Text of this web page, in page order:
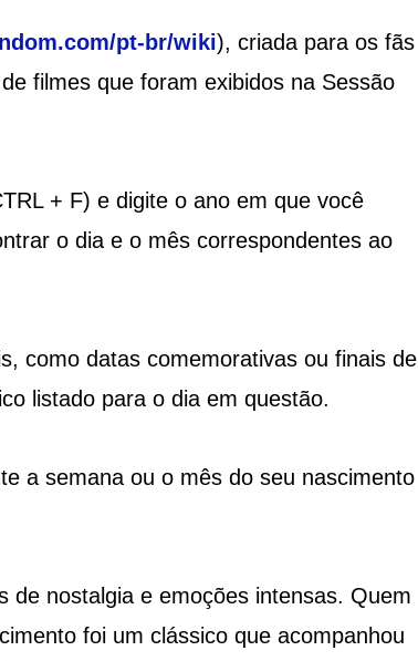
pt-br/wiki), criada para os fãs
filmes que foram exibidos na Sessão
+ F) e digite o ano em que você
o dia e o mês correspondentes ao
como datas comemorativas ou finais de
listado para o dia em questão.
a semana ou o mês do seu nascimento
de nostalgia e emoções intensas. Quem
foi um clássico que acompanhou